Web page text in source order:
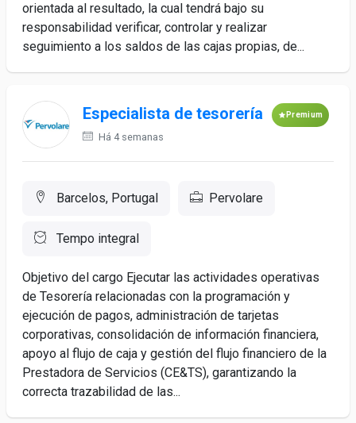
orientada al resultado, la cual tendrá bajo su
responsabilidad verificar, controlar y realizar
seguimiento a los saldos de las cajas propias, de...
Especialista de tesorería Premium
Há 4 semanas
Barcelos, Portugal Pervolare
Tempo integral
Objetivo del cargo Ejecutar las actividades operativas
de Tesorería relacionadas con la programación y
ejecución de pagos, administración de tarjetas
corporativas, consolidación de información financiera,
apoyo al flujo de caja y gestión del flujo financiero de la
Prestadora de Servicios (CE&TS), garantizando la
correcta trazabilidad de las...